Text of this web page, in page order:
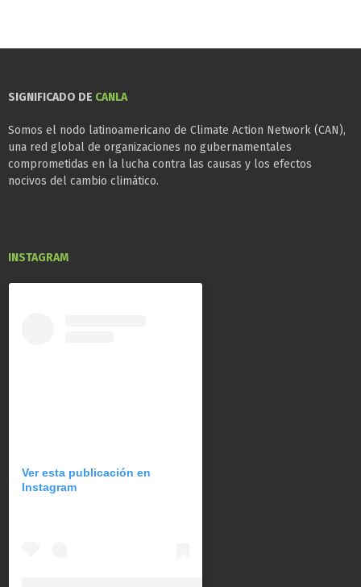
SIGNIFICADO DE CANLA
Somos el nodo latinoamericano de Climate Action Network (CAN),
una red global de organizaciones no gubernamentales
comprometidas en la lucha contra las causas y los efectos
nocivos del cambio climático.
INSTAGRAM
Ver esta publicación en
Instagram